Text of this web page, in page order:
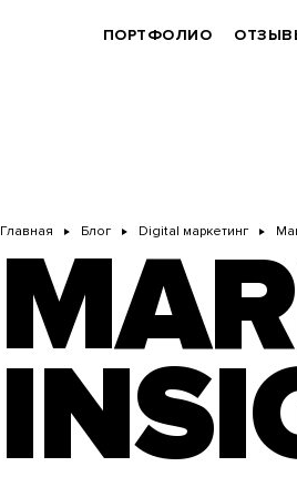
BRANDER
ПОРТФОЛИО
Главная Блог Digital маркетинг